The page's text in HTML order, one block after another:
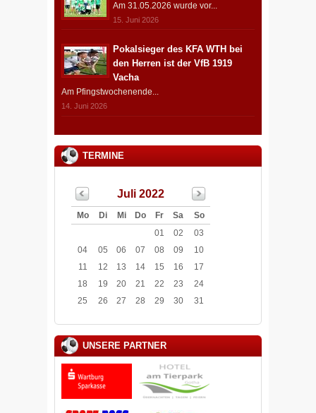
Am 31.05.2026 wurde vor...
15. Juni 2026
Pokalsieger des KFA WTH bei
den Herren ist der VfB 1919
Vacha
Am Pfingstwochenende...
14. Juni 2026
TERMINE
Juli 2022
Mo Di Mi Do Fr Sa
So
01
02
03
04
05 06 07 08 09
10
11
12 13 14 15 16
17
18
19 20 21 22 23
24
25
26 27 28 29 30 31
UNSERE PARTNER